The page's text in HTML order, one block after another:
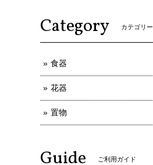
Category カテゴリー
食器
花器
置物
Guide ご利用ガイド